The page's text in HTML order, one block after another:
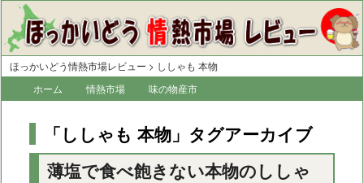
ほっかいどう情熱市場レビュー > ししゃも 本物
イ
メ
コ
サ
ン
ホーム 情熱市場 味の物産市
「ししゃも 本物 」タグアーカイブ
薄塩で食べ飽きない本物のししゃ